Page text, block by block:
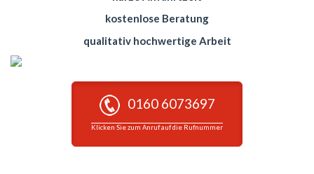
kostenlose Beratung
qualitativ hochwertige Arbeit
0160 6073697
Klicken Sie zum Anruf auf die Rufnummer